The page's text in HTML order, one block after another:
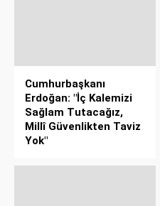
Cumhurbaşkanı
Erdoğan: "İç Kalemizi
Sağlam Tutacağız,
Millî Güvenlikten Taviz
Yok"